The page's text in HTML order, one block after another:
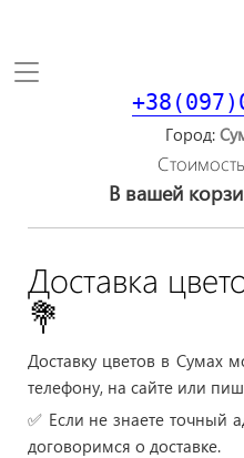
Toggle
Город
В вашей
Доставка
💐
Доставку цветов в Сумах
телефону, на сайте или
✅ Если не знаете точный
договоримся о доставке.